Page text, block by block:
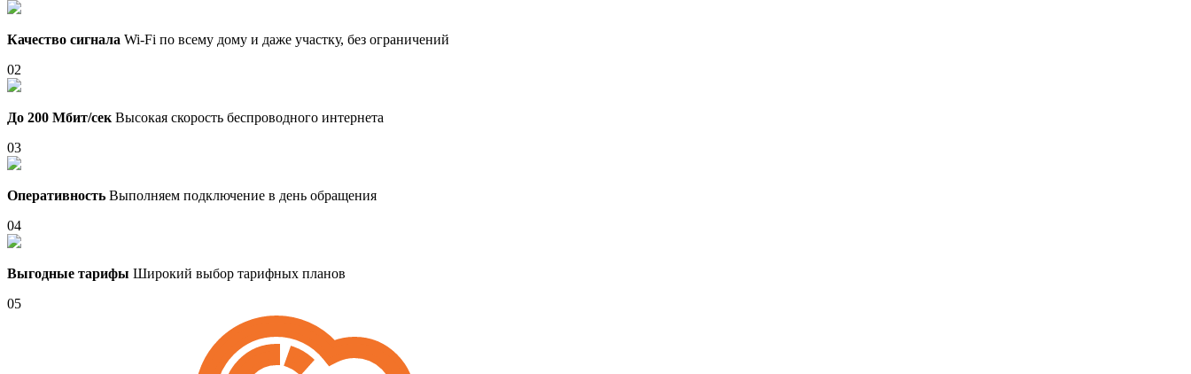
Качество сигнала Wi-Fi по всему дому и даже участку, без ограничений
02
До 200 Мбит/сек Высокая скорость беспроводного интернета
03
Оперативность Выполняем подключение в день обращения
04
Выгодные тарифы Широкий выбор тарифных планов
05